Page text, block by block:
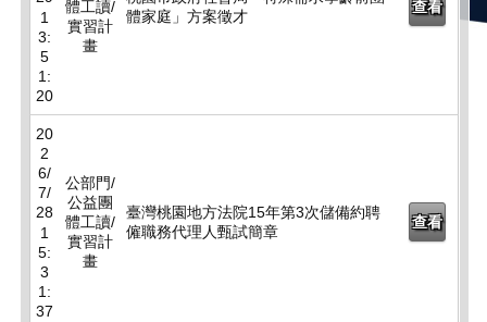
1
3:
5
1:
20
體工讀/
實習計
畫
體家庭」方案徵才
查看
20
2
6/
7/
28
1
5:
3
1:
37
公部門/
公益團
體工讀/
實習計
畫
臺灣桃園地方法院15年第3次儲備約聘
僱職務代理人甄試簡章
查看